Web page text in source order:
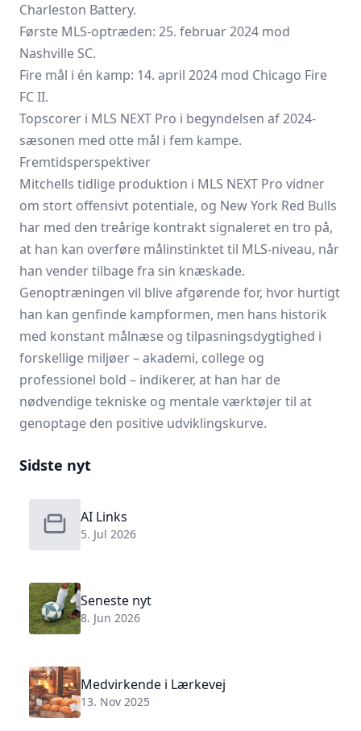
Charleston Battery.
Første MLS-optræden: 25. februar 2024 mod
Nashville SC.
Fire mål i én kamp: 14. april 2024 mod Chicago Fire
FC II.
Topscorer i MLS NEXT Pro i begyndelsen af 2024-
sæsonen med otte mål i fem kampe.
Fremtidsperspektiver
Mitchells tidlige produktion i MLS NEXT Pro vidner
om stort offensivt potentiale, og New York Red Bulls
har med den treårige kontrakt signaleret en tro på,
at han kan overføre målinstinktet til MLS-niveau, når
han vender tilbage fra sin knæskade.
Genoptræningen vil blive afgørende for, hvor hurtigt
han kan genfinde kampformen, men hans historik
med konstant målnæse og tilpasningsdygtighed i
forskellige miljøer – akademi, college og
professionel bold – indikerer, at han har de
nødvendige tekniske og mentale værktøjer til at
genoptage den positive udviklingskurve.
Sidste nyt
AI Links
5. Jul 2026
Seneste nyt
8. Jun 2026
Medvirkende i Lærkevej
13. Nov 2025